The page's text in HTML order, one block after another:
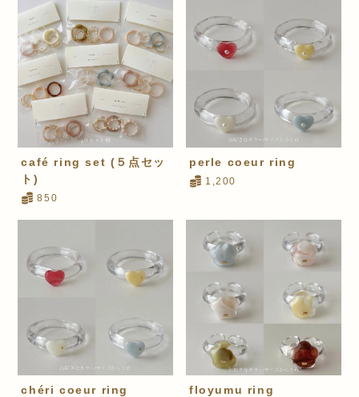
café ring set (５点セッ
ト)
850
perle coeur ring
1,200
chéri coeur ring floyumu ring